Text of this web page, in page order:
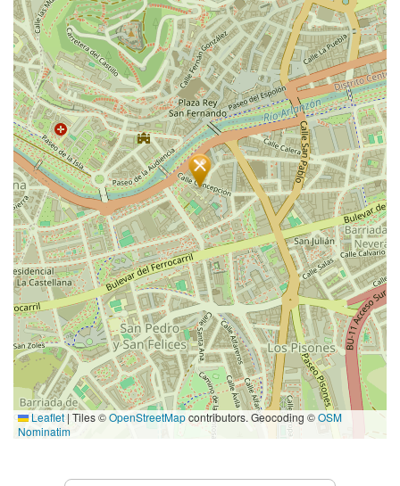
Leaflet | Tiles ©OpenStreetMapcontributors. Geocoding ©OSM
Nominatim